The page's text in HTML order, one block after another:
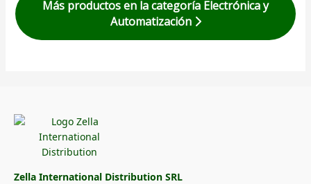
Más productos en la categoría Electrónica y
Automatización
Zella International Distribution SRL